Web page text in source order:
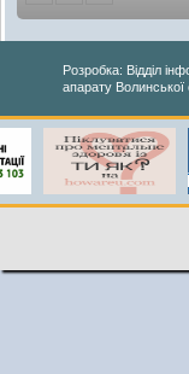
Розробка: Відділ
апарату Волинської